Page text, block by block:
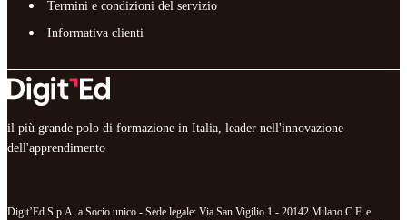
Termini e condizioni del servizio
Informativa clienti
il più grande polo di formazione in Italia, leader nell'innovazione
dell'apprendimento
Digit’Ed S.p.A. a Socio unico - Sede legale: Via San Vigilio 1 - 20142 Milano C.F. e